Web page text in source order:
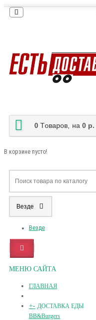
0 Tоваров, на 0 р.
В корзине пусто!
Везде
Везде
МЕНЮ САЙТА
ГЛАВНАЯ
+- ДОСТАВКА ЕДЫ
BB&Burgers